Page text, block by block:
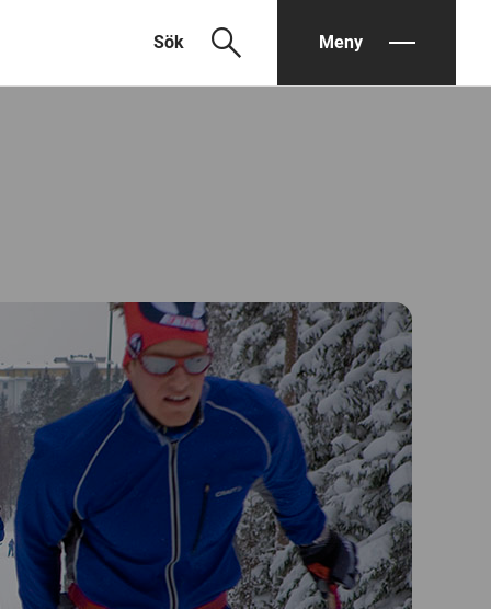
Sök search Meny